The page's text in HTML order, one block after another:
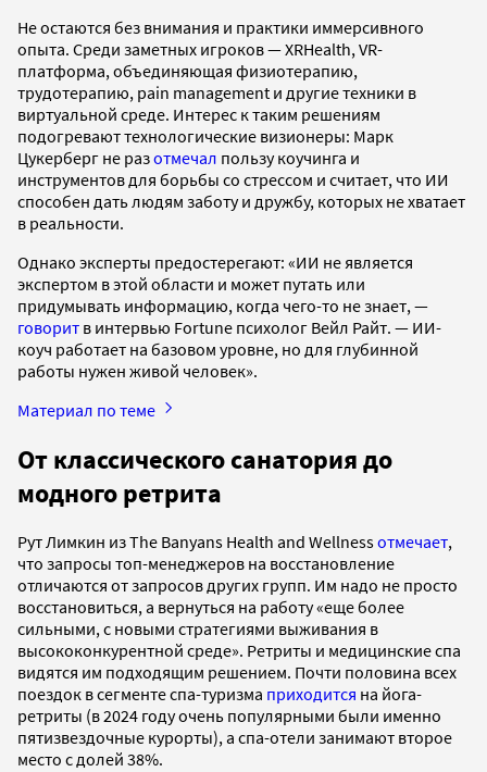
Не остаются без внимания и практики иммерсивного
опыта. Среди заметных игроков — XRHealth, VR-
платформа, объединяющая физиотерапию,
трудотерапию, pain management и другие техники в
виртуальной среде. Интерес к таким решениям
подогревают технологические визионеры: Марк
Цукерберг не разотмечал пользу коучинга и
инструментов для борьбы со стрессом и считает, что ИИ
способен дать людям заботу и дружбу, которых не хватает
в реальности.
Однако эксперты предостерегают: «ИИ не является
экспертом в этой области и может путать или
придумывать информацию, когда чего-то не знает, —
говорит в интервью Fortune психолог Вейл Райт. — ИИ-
коуч работает на базовом уровне, но для глубинной
работы нужен живой человек».
Материал по теме
От классического санатория до
модного ретрита
Рут Лимкин из The Banyans Health and Wellnessотмечает,
что запросы топ-менеджеров на восстановление
отличаются от запросов других групп. Им надо не просто
восстановиться, а вернуться на работу «еще более
сильными, с новыми стратегиями выживания в
высококонкурентной среде». Ретриты и медицинские спа
видятся им подходящим решением. Почти половина всех
поездок в сегменте спа-туризма приходится на йога-
ретриты (в 2024 году очень популярными были именно
пятизвездочные курорты), а спа-отели занимают второе
место с долей 38%.